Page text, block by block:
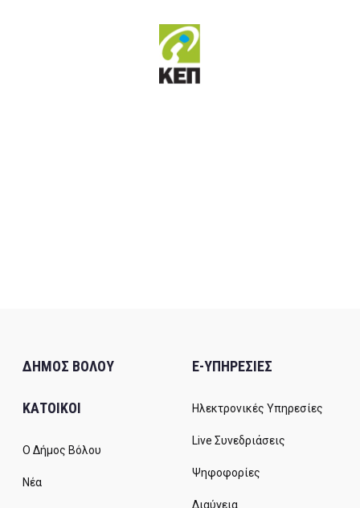
ΔΗΜΟΣ ΒΟΛΟΥ
ΚΑΤΟΙΚΟΙ
Ο Δήμος Βόλου
Νέα
E-ΥΠΗΡΕΣΙΕΣ
Ηλεκτρονικές Υπηρεσίες
Live Συνεδριάσεις
Ψηφοφορίες
Διαύγεια